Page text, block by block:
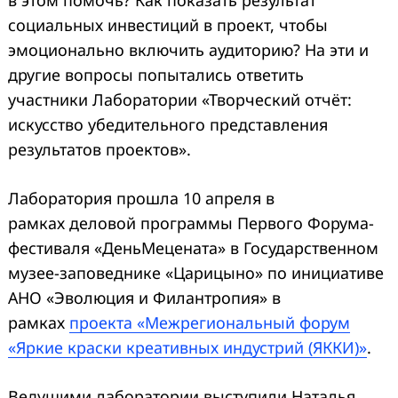
социальных инвестиций в проект, чтобы
эмоционально включить аудиторию? На эти и
другие вопросы попытались ответить
участники Лаборатории «Творческий отчёт:
искусство убедительного представления
результатов проектов».
Лаборатория прошла 10 апреля в
рамках деловой программы Первого Форума-
фестиваля «ДеньМецената» в Государственном
музее-заповеднике «Царицыно» по инициативе
АНО «Эволюция и Филантропия» в
рамках проекта «Межрегиональный форум
«Яркие краски креативных индустрий (ЯККИ)».